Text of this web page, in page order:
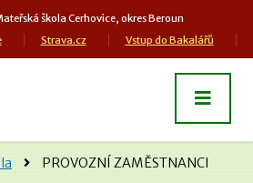
škola Cerhovice, okres Beroun
Strava.cz Vstup do Bakalářů
PROVOZNÍ ZAMĚSTNANCI